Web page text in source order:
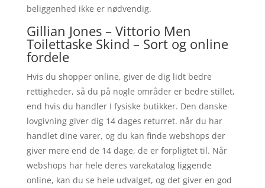
beliggenhed ikke er nødvendig.
Gillian Jones – Vittorio Men
Toilettaske Skind – Sort og online
fordele
Hvis du shopper online, giver de dig lidt bedre
rettigheder, så du på nogle områder er bedre stillet,
end hvis du handler I fysiske butikker. Den danske
lovgivning giver dig 14 dages returret. når du har
handlet dine varer, og du kan finde webshops der
giver mere end de 14 dage, de er forpligtet til. Når
webshops har hele deres varekatalog liggende
online, kan du se hele udvalget, og det giver en god